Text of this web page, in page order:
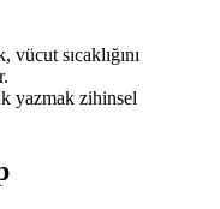
sıcaklığını
yazmak zihinsel